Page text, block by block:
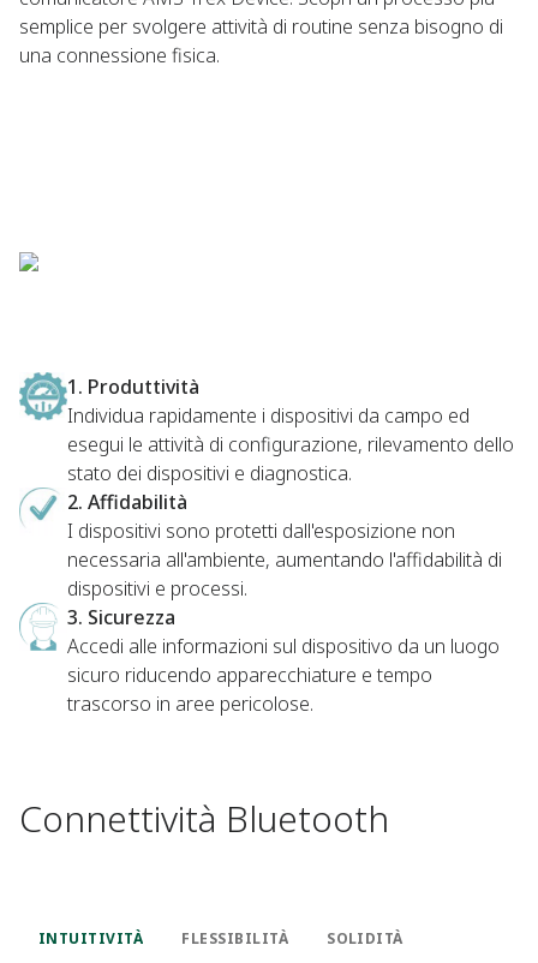
semplice per svolgere attività di routine senza bisogno di
una connessione fisica.
1. Produttività
Individua rapidamente i dispositivi da campo ed
esegui le attività di configurazione, rilevamento dello
stato dei dispositivi e diagnostica.
2. Affidabilità
I dispositivi sono protetti dall'esposizione non
necessaria all'ambiente, aumentando l'affidabilità di
dispositivi e processi.
3. Sicurezza
Accedi alle informazioni sul dispositivo da un luogo
sicuro riducendo apparecchiature e tempo
trascorso in aree pericolose.
Connettività Bluetooth
INTUITIVITÀ FLESSIBILITÀ SOLIDITÀ